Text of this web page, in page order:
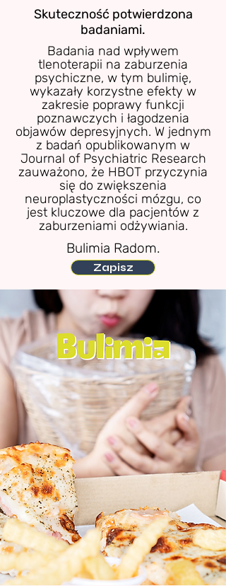
Skuteczność potwierdzona
badaniami.
Badania nad wpływem
tlenoterapii na zaburzenia
psychiczne, w tym bulimię,
wykazały korzystne efekty w
zakresie poprawy funkcji
poznawczych i łagodzenia
objawów depresyjnych. W jednym
z badań opublikowanym w
Journal of Psychiatric Research
zauważono, że HBOT przyczynia
się do zwiększenia
neuroplastyczności mózgu, co
jest kluczowe dla pacjentów z
zaburzeniami odżywiania.
Bulimia Radom.
Zapisz